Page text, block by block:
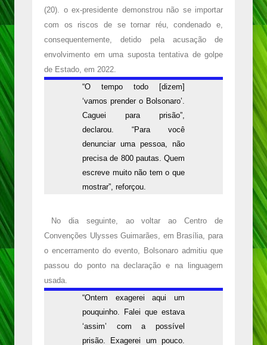
(20). o ex-presidente demonstrou não se importar
com os riscos de se tornar réu, condenado e,
consequentemente, detido pela acusação de
envolvimento em uma suposta tentativa de golpe
de Estado, em 2022.
“O tempo todo [dizem]
‘vamos prender o Bolsonaro’.
Caguei para prisão”,
declarou. “Para você
denunciar uma pessoa, não
precisa de 800 pautas. Quem
escreve muito não tem o que
mostrar”, reforçou.
No dia seguinte, ao voltar ao Centro de
Convenções Ulysses Guimarães, em Brasília, para
o encerramento do evento, Bolsonaro admitiu que
passou do ponto na declaração e na linguagem
usada.
“Ontem exagerei aqui um
pouquinho. Falei que estava
‘assim’ com a possível
prisão. Exagerei um pouco.